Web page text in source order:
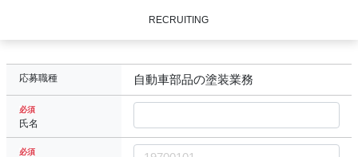
RECRUITING
応募職種 自動車部品の塗装業務
必須
氏名
必須